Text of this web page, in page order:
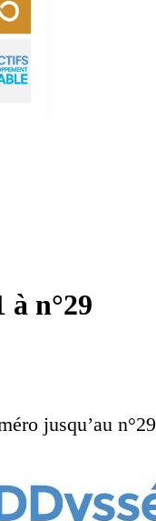
à n°29
jusqu’au n°29